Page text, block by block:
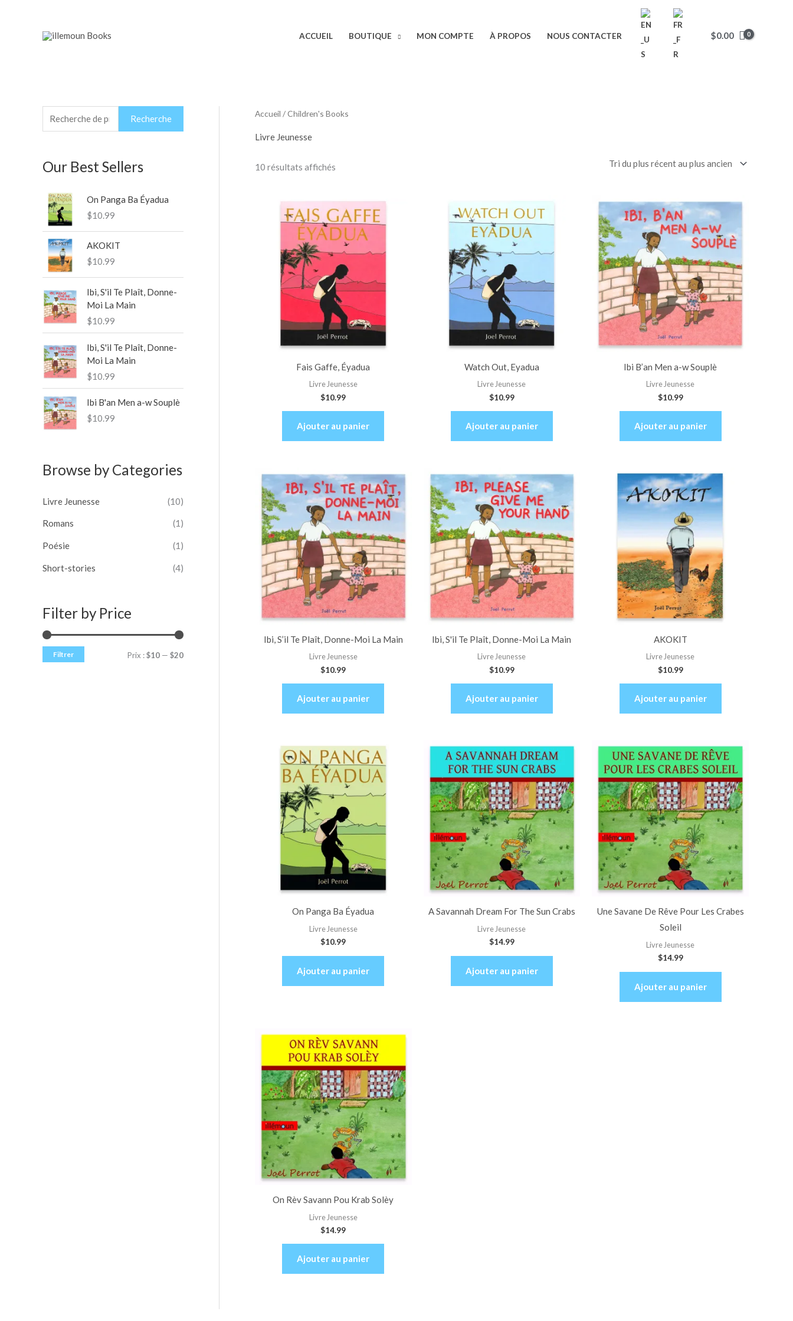
ACCUEIL BOUTIQUE MON COMPTE À PROPOS NOUS CONTACTER $0.00
e
h
o
u
r
:
Recherche
Our Best Sellers
On Panga Ba Éyadua
$10.99
AKOKIT
$10.99
Ibi, S'il Te Plaît, Donne-
Moi La Main
$10.99
Ibi, S'il Te Plaît, Donne-
Moi La Main
$10.99
Ibi B'an Men a-w Souplè
$10.99
Browse by Categories
Livre Jeunesse (10)
Romans (1)
Poésie (1)
Short-stories (4)
Filter by Price
rr
Filtrer Prix :$10 — $20
Accueil / Children's Books
Livre Jeunesse
10 résultats affichés
Trié
du
Fais Gaffe, Éyadua
Livre Jeunesse
$10.99
Ajouter au panier
Watch Out, Eyadua
Livre Jeunesse
$10.99
Ajouter au panier
Ibi B’an Men a-w Souplè
Livre Jeunesse
$10.99
Ajouter au panier
Ibi, S’il Te Plaît, Donne-Moi La Main
Livre Jeunesse
$10.99
Ajouter au panier
Ibi, S'il Te Plaît, Donne-Moi La Main
Livre Jeunesse
$10.99
Ajouter au panier
AKOKIT
Livre Jeunesse
$10.99
Ajouter au panier
On Panga Ba Éyadua
Livre Jeunesse
$10.99
Ajouter au panier
A Savannah Dream For The Sun Crabs
Livre Jeunesse
$14.99
Ajouter au panier
Une Savane De Rêve Pour Les Crabes
Soleil
Livre Jeunesse
$14.99
Ajouter au panier
On Rèv Savann Pou Krab Solèy
Livre Jeunesse
$14.99
Ajouter au panier